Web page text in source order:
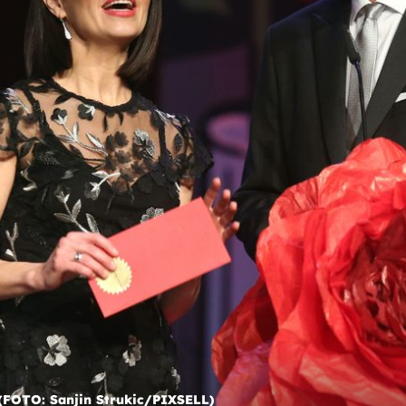
Sanjin Strukic/PIXSELL)
Marija Miholjek i Saša Kopljar (FOTO: Davor
Puklavec/PIXSELL)
malo
+12
''ZGODNI PAR''
Saša Kopljar pozirao sa suprugom,
ju je na romantični vikend